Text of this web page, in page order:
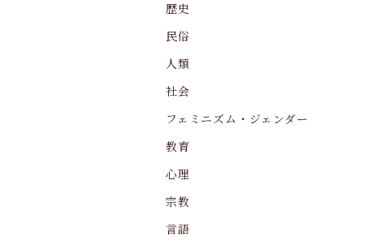
歴史
民俗
人類
社会
フェミニズム・ジェンダー
教育
心理
宗教
言語